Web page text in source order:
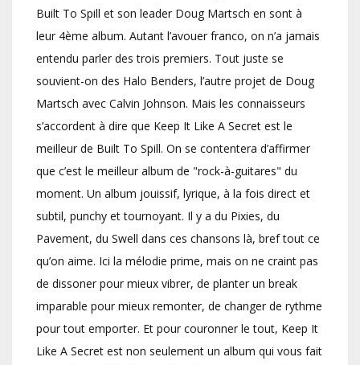
Built To Spill et son leader Doug Martsch en sont à
leur 4ème album. Autant l’avouer franco, on n’a jamais
entendu parler des trois premiers. Tout juste se
souvient-on des Halo Benders, l’autre projet de Doug
Martsch avec Calvin Johnson. Mais les connaisseurs
s’accordent à dire que Keep It Like A Secret est le
meilleur de Built To Spill. On se contentera d’affirmer
que c’est le meilleur album de "rock-à-guitares" du
moment. Un album jouissif, lyrique, à la fois direct et
subtil, punchy et tournoyant. Il y a du Pixies, du
Pavement, du Swell dans ces chansons là, bref tout ce
qu’on aime. Ici la mélodie prime, mais on ne craint pas
de dissoner pour mieux vibrer, de planter un break
imparable pour mieux remonter, de changer de rythme
pour tout emporter. Et pour couronner le tout, Keep It
Like A Secret est non seulement un album qui vous fait